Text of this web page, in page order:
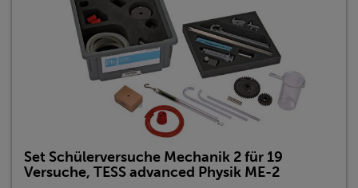
Set Schülerversuche Mechanik 2 für 19
Versuche, TESS advanced Physik ME-2